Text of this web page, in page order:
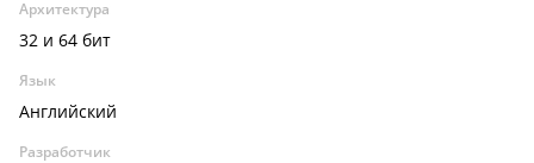
Архитектура
32 и 64 бит
Язык
Английский
Разработчик